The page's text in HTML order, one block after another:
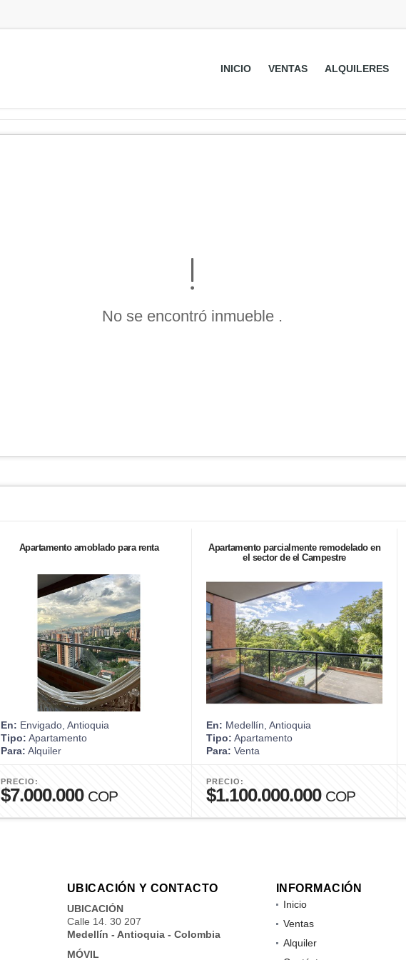
INICIO VENTAS ALQUILERES
No se encontró inmueble .
Apartamento amoblado para renta
En: Envigado, Antioquia
Tipo: Apartamento
Para: Alquiler
PRECIO:
$7.000.000 COP
Apartamento parcialmente remodelado en
el sector de el Campestre
En: Medellín, Antioquia
Tipo: Apartamento
Para: Venta
PRECIO:
$1.100.000.000 COP
UBICACIÓN Y CONTACTO
UBICACIÓN
Calle 14. 30 207
Medellín - Antioquia - Colombia
MÓVIL
INFORMACIÓN
Inicio
Ventas
Alquiler